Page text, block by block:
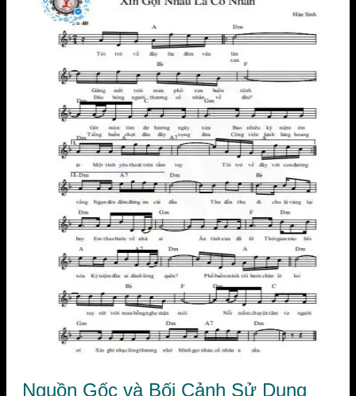
Nguồn Gốc và Bối Cảnh Sử Dụng